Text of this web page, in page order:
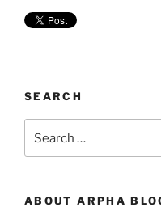
SEARCH
for:
ABOUT ARPHA